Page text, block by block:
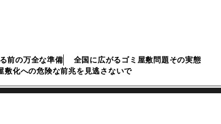
前の万全な準備
全国に広がるゴミ屋敷問題その実態
敷化への危険な前兆を見逃さないで